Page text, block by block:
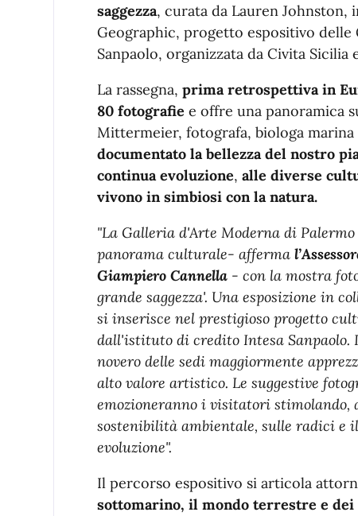
saggezza, curata da Lauren Johnston,
Geographic, progetto espositivo delle
Sanpaolo, organizzata da Civita Sicilia
La rassegna, prima retrospettiva in
80 fotografie e offre una panoramica
Mittermeier, fotografa, biologa
documentato la bellezza del nostro
continua evoluzione, alle diverse
vivono in simbiosi con la natura.
"La Galleria d'Arte Moderna di
panorama culturale- afferma
Giampiero Cannella- con la mostra
grande saggezza'. Una esposizione in
si inserisce nel prestigioso progetto
dall'istituto di credito Intesa Sanpaolo.
novero delle sedi maggiormente
alto valore artistico. Le suggestive
emozioneranno i visitatori stimolando,
sostenibilità ambientale, sulle radici e
evoluzione".
Il percorso espositivo si articola
sottomarino, il mondo terrestre e